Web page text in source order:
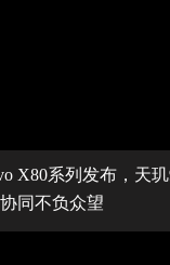
X80系列发布，天
同不负众望